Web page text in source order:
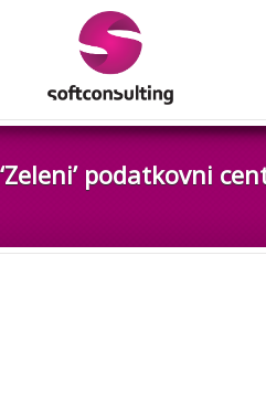
‘Zeleni’ podatkovni